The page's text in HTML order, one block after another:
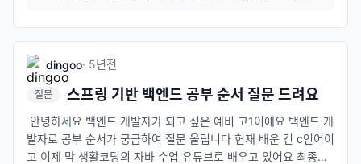
있는 "댓글 list불러오기 (주석)" 을 추가해야 한다는 생각이 들었
습니다. 아님 제가 방향을 잘못잡고있는건가요 ..? 그렇게 추가해
볼라니까 return 을 두개를 못하니 계속 막혀있습니다 ㅠㅠ
없으므로, 댓글 리스트를 모델에 추가하여 뷰에 전달해야
합니다. 아래와 같이 해볼 수 있습니다. import org.zero
ck. service. EventNotiBoardService: im...
dingoo· 5년전
질문 스프링 기반 백엔드 공부 순서 질문 드려요
안녕하세요 백엔드 개발자가 되고 싶은 예비 고1이에요 백엔드 개
발자로 공부 순서가 궁금하여 질문 올립니다 현재 배운 건 c언어이
고 이제 막 생활코딩의 자바 수업 유튜브로 배우고 있어요 최종적